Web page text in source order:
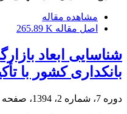
مشاهده مقاله
اصل مقاله 265.89 K
شناسایی ابعاد
بانکداری کشور با
دوره 7، شماره 2، 1394، صفحه